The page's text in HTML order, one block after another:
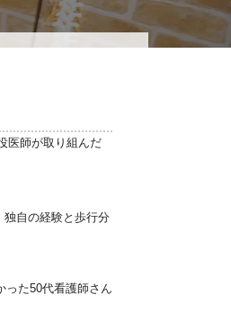
医師が取り組んだ
独自の経験と歩行分
た50代看護師さん